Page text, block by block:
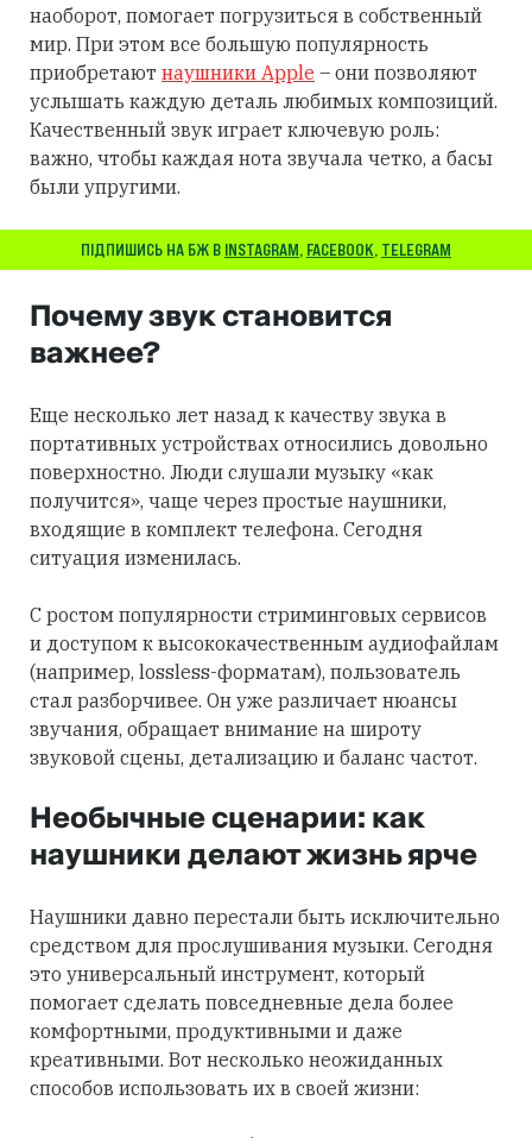
наоборот, помогает погрузиться в собственный
мир. При этом все большую популярность
приобретают наушники Apple – они позволяют
услышать каждую деталь любимых композиций.
Качественный звук играет ключевую роль:
важно, чтобы каждая нота звучала четко, а басы
были упругими.
ПІДПИШИСЬ НА БЖ В INSTAGRAM, FACEBOOK, TELEGRAM
Почему звук становится
важнее?
Еще несколько лет назад к качеству звука в
портативных устройствах относились довольно
поверхностно. Люди слушали музыку «как
получится», чаще через простые наушники,
входящие в комплект телефона. Сегодня
ситуация изменилась.
С ростом популярности стриминговых сервисов
и доступом к высококачественным аудиофайлам
(например, lossless-форматам), пользователь
стал разборчивее. Он уже различает нюансы
звучания, обращает внимание на широту
звуковой сцены, детализацию и баланс частот.
Необычные сценарии: как
наушники делают жизнь ярче
Наушники давно перестали быть исключительно
средством для прослушивания музыки. Сегодня
это универсальный инструмент, который
помогает сделать повседневные дела более
комфортными, продуктивными и даже
креативными. Вот несколько неожиданных
способов использовать их в своей жизни: